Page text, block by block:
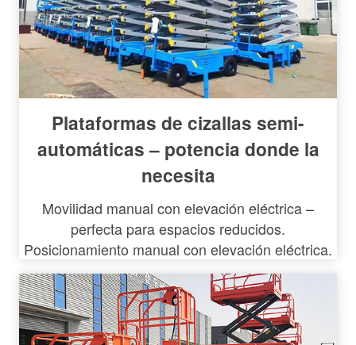
Plataformas de cizallas semi-
automáticas – potencia donde la
necesita
Movilidad manual con elevación eléctrica –
perfecta para espacios reducidos.
Posicionamiento manual con elevación eléctrica.